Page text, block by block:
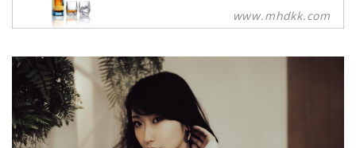
「一万樽に一樽の奇跡」と称される
究極のブレンド、ジョニーウォーカ
隅々から厳選された原酒の中でも、
10,000分の1の確率でしか存在しな
いという熟成の頂点に達した原酒だ
けが、ブルーラベルになることを許
される。この上なく芳醇で力強く、
微かにスモーキーな味わい。
www.mhdkk.com